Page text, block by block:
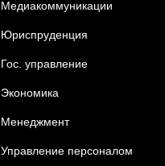
Медиакоммуникации
Юриcпруденция
Гос. управление
Экономика
Менеджмент
Управление персоналом